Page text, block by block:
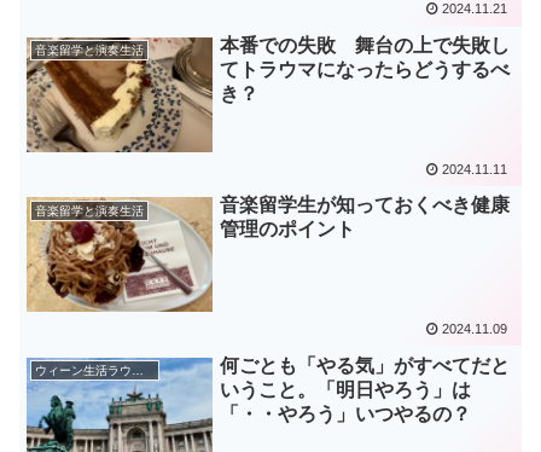
2024.11.21
音楽留学と演奏生活
本番での失敗 舞台の上で失敗し
てトラウマになったらどうするべ
き？
2024.11.11
音楽留学と演奏生活
音楽留学生が知っておくべき健康
管理のポイント
2024.11.09
何ごとも「やる気」がすべてだと
いうこと。「明日やろう」は
「・・やろう」いつやるの？